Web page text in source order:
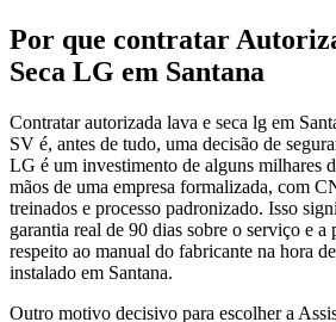
Por que contratar
Seca LG em Santana
Contratar autorizada lava e seca lg em
SV é, antes de tudo, uma decisão de
LG é um investimento de alguns milhares
mãos de uma empresa formalizada, com
treinados e processo padronizado. Isso
garantia real de 90 dias sobre o serviço e a
respeito ao manual do fabricante na hora
instalado em Santana.
Outro motivo decisivo para escolher a